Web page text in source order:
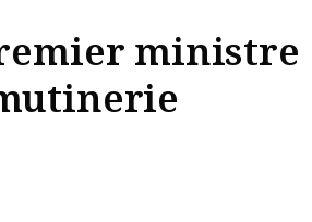
ministre